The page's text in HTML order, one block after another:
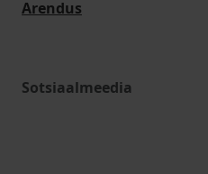
Arendus
Sotsiaalmeedia